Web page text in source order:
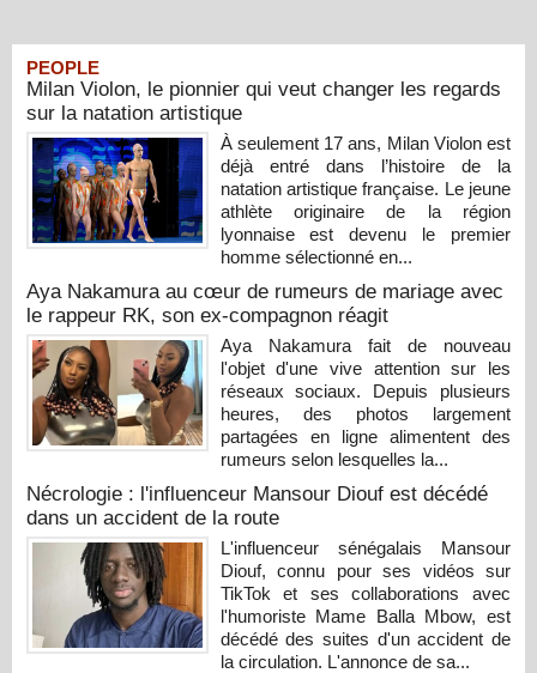
PEOPLE
Milan Violon, le pionnier qui veut changer les regards
sur la natation artistique
À seulement 17 ans, Milan Violon est
déjà entré dans l’histoire de la
natation artistique française. Le jeune
athlète originaire de la région
lyonnaise est devenu le premier
homme sélectionné en...
Aya Nakamura au cœur de rumeurs de mariage avec
le rappeur RK, son ex-compagnon réagit
Aya Nakamura fait de nouveau
l'objet d'une vive attention sur les
réseaux sociaux. Depuis plusieurs
heures, des photos largement
partagées en ligne alimentent des
rumeurs selon lesquelles la...
Nécrologie : l'influenceur Mansour Diouf est décédé
dans un accident de la route
L'influenceur sénégalais Mansour
Diouf, connu pour ses vidéos sur
TikTok et ses collaborations avec
l'humoriste Mame Balla Mbow, est
décédé des suites d'un accident de
la circulation. L'annonce de sa...